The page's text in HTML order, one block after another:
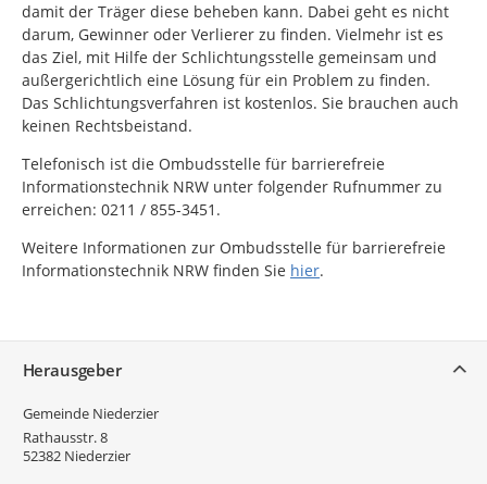
damit der Träger diese beheben kann. Dabei geht es nicht
darum, Gewinner oder Verlierer zu finden. Vielmehr ist es
das Ziel, mit Hilfe der Schlichtungsstelle gemeinsam und
außergerichtlich eine Lösung für ein Problem zu finden.
Das Schlichtungsverfahren ist kostenlos. Sie brauchen auch
keinen Rechtsbeistand.
Telefonisch ist die Ombudsstelle für barrierefreie
Informationstechnik NRW unter folgender Rufnummer zu
erreichen: 0211 / 855-3451.
Weitere Informationen zur Ombudsstelle für barrierefreie
Informationstechnik NRW finden Sie hier.
Herausgeber
Gemeinde Niederzier
Rathausstr. 8
52382 Niederzier